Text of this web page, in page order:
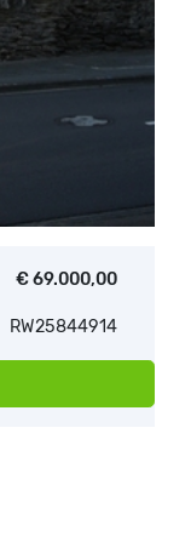
€ 69.000,00
RW25844914